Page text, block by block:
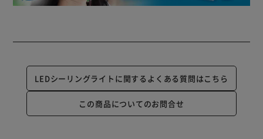
LEDシーリングライトに関するよくある質問はこちら
この商品についてのお問合せ